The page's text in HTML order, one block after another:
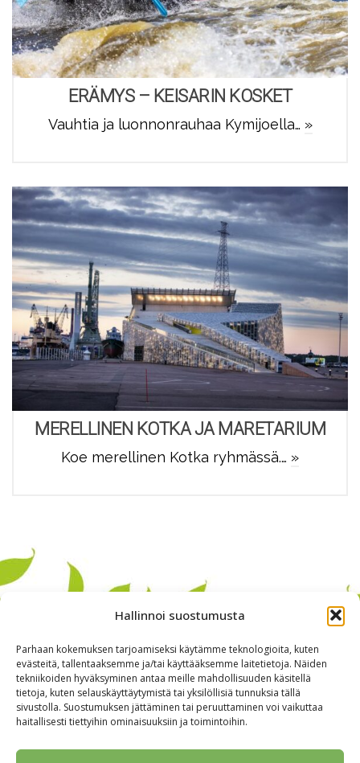
Hallinnoi suostumusta
Parhaan kokemuksen tarjoamiseksi käytämme teknologioita, kuten
evästeitä, tallentaaksemme ja/tai käyttääksemme laitetietoja. Näiden
tekniikoiden hyväksyminen antaa meille mahdollisuuden käsitellä
tietoja, kuten selauskäyttäytymistä tai yksilöllisiä tunnuksia tällä
sivustolla. Suostumuksen jättäminen tai peruuttaminen voi vaikuttaa
haitallisesti tiettyihin ominaisuuksiin ja toimintoihin.
ERÄMYS – KEISARIN KOSKET
Vauhtia ja luonnonrauhaa Kymijoella… »
MERELLINEN KOTKA JA MARETARIUM
Koe merellinen Kotka ryhmässä.… »